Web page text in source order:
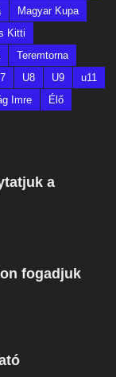
Magyar Kupa
Kitti
Teremtorna
U8 U9
u11
Imre
Élő
a
fogadjuk